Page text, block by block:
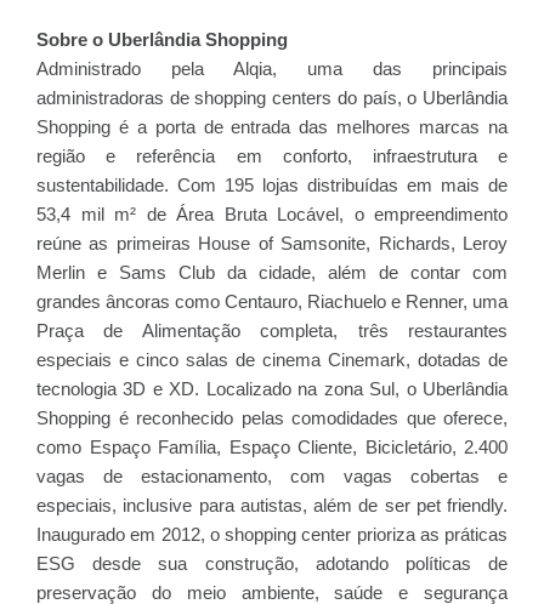
Sobre o Uberlândia Shopping
Administrado pela Alqia, uma das principais
administradoras de shopping centers do país, o Uberlândia
Shopping é a porta de entrada das melhores marcas na
região e referência em conforto, infraestrutura e
sustentabilidade. Com 195 lojas distribuídas em mais de
53,4 mil m² de Área Bruta Locável, o empreendimento
reúne as primeiras House of Samsonite, Richards, Leroy
Merlin e Sams Club da cidade, além de contar com
grandes âncoras como Centauro, Riachuelo e Renner, uma
Praça de Alimentação completa, três restaurantes
especiais e cinco salas de cinema Cinemark, dotadas de
tecnologia 3D e XD. Localizado na zona Sul, o Uberlândia
Shopping é reconhecido pelas comodidades que oferece,
como Espaço Família, Espaço Cliente, Bicicletário, 2.400
vagas de estacionamento, com vagas cobertas e
especiais, inclusive para autistas, além de ser pet friendly.
Inaugurado em 2012, o shopping center prioriza as práticas
ESG desde sua construção, adotando políticas de
preservação do meio ambiente, saúde e segurança